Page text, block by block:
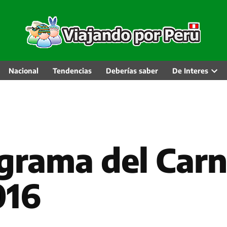
Nacional Tendencias Deberías saber De Interes
del